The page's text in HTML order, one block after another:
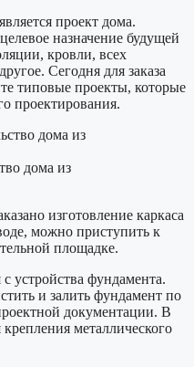
проект дома.
назначение будущей
кровли, всех
Сегодня для заказа
типовые проекты, которые
проектирования.
дома из
изготовление каркаса
можно приступить к
площадке.
устройства фундамента.
и залить фундамент по
документации. В
металлического